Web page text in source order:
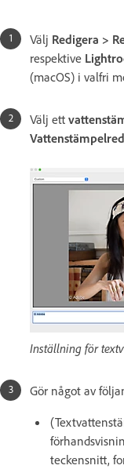
Välj Redigera >
respektive
(macOS) i valfri
Välj ett
Inställning för
Gör något av
teckensnitt,